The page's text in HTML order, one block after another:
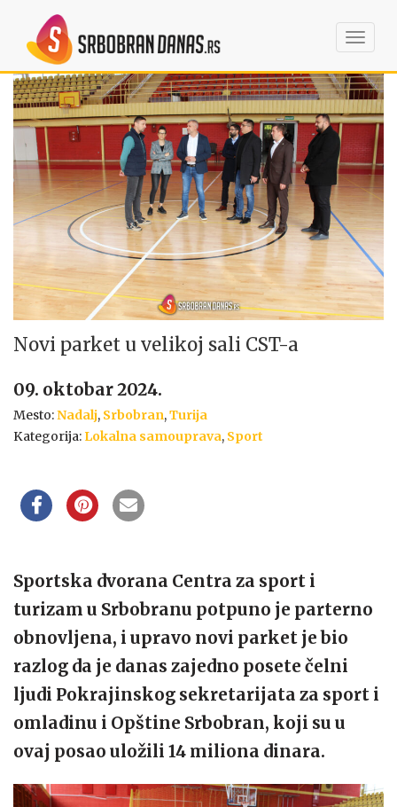
Novi parket u velikoj sali CST-a
09. oktobar 2024.
Mesto:Nadalj, Srbobran,Turija
Kategorija: Lokalna samouprava, Sport
Sportska dvorana Centra za sport i
turizam u Srbobranu potpuno je parterno
obnovljena, i upravo novi parket je bio
razlog da je danas zajedno posete čelni
ljudi Pokrajinskog sekretarijata za sport i
omladinu i Opštine Srbobran, koji su u
ovaj posao uložili 14 miliona dinara.